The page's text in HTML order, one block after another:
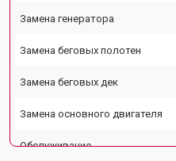
Замена генератора
Замена беговых полотен
Замена беговых дек
Замена основного двигателя
Обслуживание